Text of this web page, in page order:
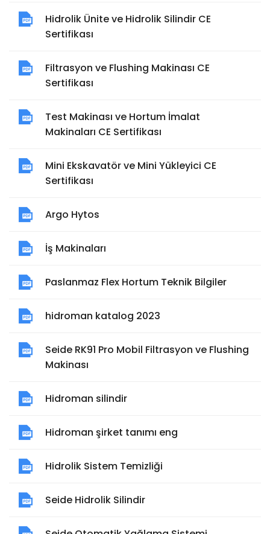
Hidrolik Ünite ve Hidrolik Silindir CE
Sertifikası
Filtrasyon ve Flushing Makinası CE
Sertifikası
Test Makinası ve Hortum İmalat
Makinaları CE Sertifikası
Mini Ekskavatör ve Mini Yükleyici CE
Sertifikası
Argo Hytos
İş Makinaları
Paslanmaz Flex Hortum Teknik Bilgiler
hidroman katalog 2023
Seide RK91 Pro Mobil Filtrasyon ve Flushing
Makinası
Hidroman silindir
Hidroman şirket tanımı eng
Hidrolik Sistem Temizliği
Seide Hidrolik Silindir